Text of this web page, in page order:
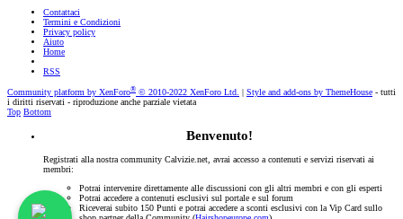
Contattaci
Termini e Condizioni
Privacy policy
Aiuto
Home
RSS
Community platform by XenForo® © 2010-2022 XenForo Ltd. Style and add-ons by ThemeHouse - tutti
i diritti riservati - riproduzione anche parziale vietata
Top Bottom
Benvenuto!
Registrati alla nostra community Calvizie.net, avrai accesso a contenuti e servizi riservati ai
membri:
Potrai intervenire direttamente alle discussioni con gli altri membri e con gli esperti
Potrai accedere a contenuti esclusivi sul portale e sul forum
Riceverai subito 150 Punti e potrai accedere a sconti esclusivi con la Vip Card sullo